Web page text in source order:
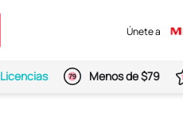
Únete a
Licencias Menos de $79